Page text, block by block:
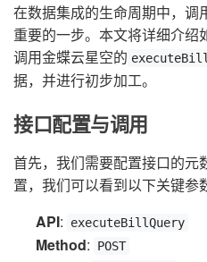
在数据集成的生命周期中，调
重要的一步。本文将详细介绍
调用金蝶云星空的
据，并进行初步加工。
接口配置与调用
首先，我们需要配置接口的元
置，我们可以看到以下关键参
API: executeBillQuery
Method: POST